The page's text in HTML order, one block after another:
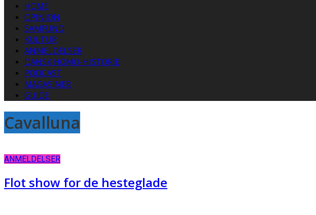
HOME
OPINION
SAMFUND
KULTUR
ANMELDELSER
DANSK HOMO-HISTORIE
PODCAST
MAGASINER
GUIDE
Cavalluna
ANMELDELSER
Flot show for de hesteglade